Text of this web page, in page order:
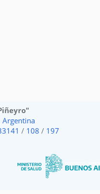
Argentina
/ 108 / 197